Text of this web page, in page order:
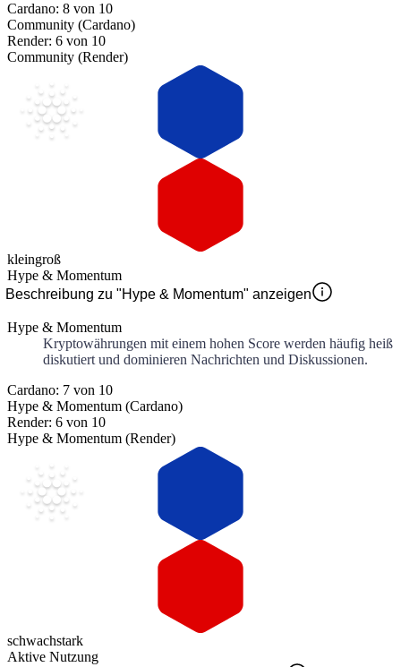
Cardano: 8 von 10
Community (Cardano)
Render: 6 von 10
Community (Render)
kleingroß
Hype & Momentum
Beschreibung zu "Hype & Momentum" anzeigen
Hype & Momentum
Kryptowährungen mit einem hohen Score werden häufig heiß
diskutiert und dominieren Nachrichten und Diskussionen.
Cardano: 7 von 10
Hype & Momentum (Cardano)
Render: 6 von 10
Hype & Momentum (Render)
schwachstark
Aktive Nutzung